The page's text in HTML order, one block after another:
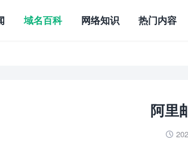
域名百科 网络知识 热门内容
阿里
